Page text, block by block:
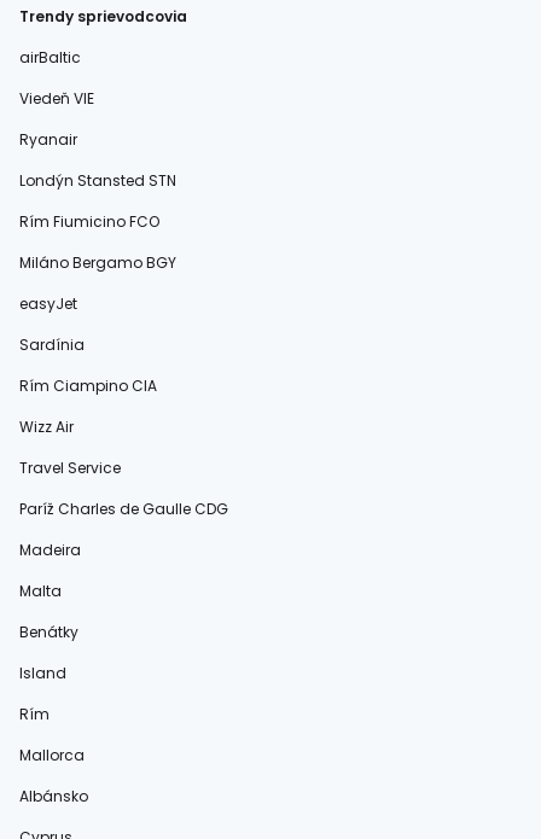
Trendy sprievodcovia
airBaltic
Viedeň VIE
Ryanair
Londýn Stansted STN
Rím Fiumicino FCO
Miláno Bergamo BGY
easyJet
Sardínia
Rím Ciampino CIA
Wizz Air
Travel Service
Paríž Charles de Gaulle CDG
Madeira
Malta
Benátky
Island
Rím
Mallorca
Albánsko